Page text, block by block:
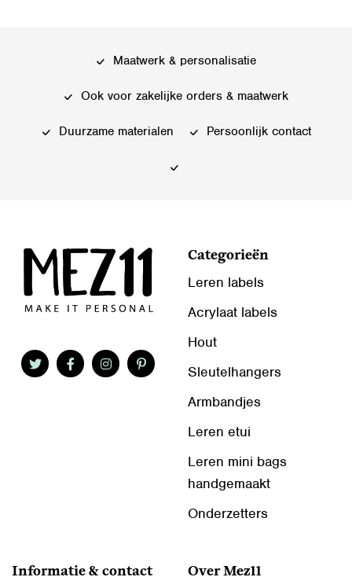
worden
kan
worden
de
Maatwerk & personalisatie
Ook voor zakelijke orders & maatwerk
Duurzame materialen Persoonlijk contact
Categorieën
Leren labels
Acrylaat labels
Hout
Sleutelhangers
Armbandjes
Leren etui
Leren mini bags
handgemaakt
Onderzetters
Informatie & contact Over Mez11